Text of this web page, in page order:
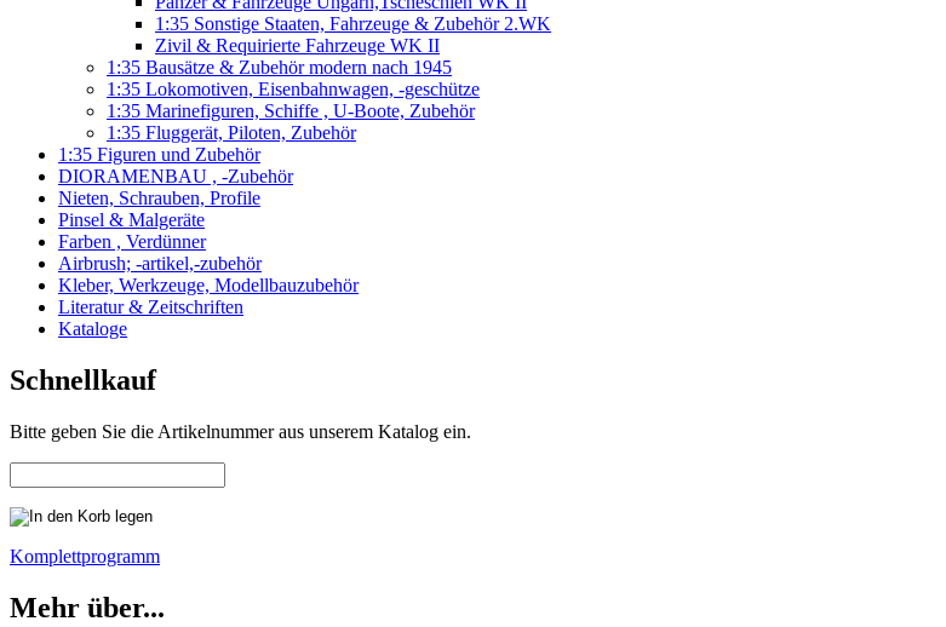
1:35 Sonstige Staaten, Fahrzeuge & Zubehör 2.WK
Zivil & Requirierte Fahrzeuge WK II
1:35 Bausätze & Zubehör modern nach 1945
1:35 Lokomotiven, Eisenbahnwagen, -geschütze
1:35 Marinefiguren, Schiffe , U-Boote, Zubehör
1:35 Fluggerät, Piloten, Zubehör
1:35 Figuren und Zubehör
DIORAMENBAU , -Zubehör
Nieten, Schrauben, Profile
Pinsel & Malgeräte
Farben , Verdünner
Airbrush; -artikel,-zubehör
Kleber, Werkzeuge, Modellbauzubehör
Literatur & Zeitschriften
Kataloge
Schnellkauf
Bitte geben Sie die Artikelnummer aus unserem Katalog ein.
Komplettprogramm
Mehr über...